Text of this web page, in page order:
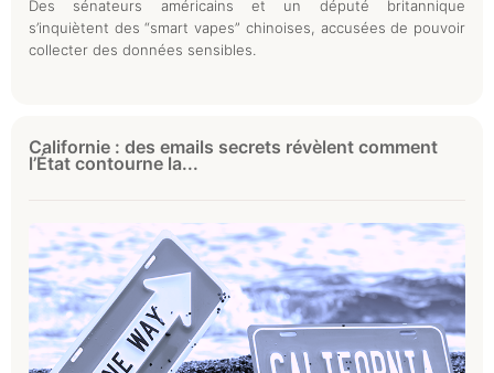
Des sénateurs américains et un député britannique
s’inquiètent des “smart vapes” chinoises, accusées de pouvoir
collecter des données sensibles.
Californie : des emails secrets révèlent comment
l’État contourne la...